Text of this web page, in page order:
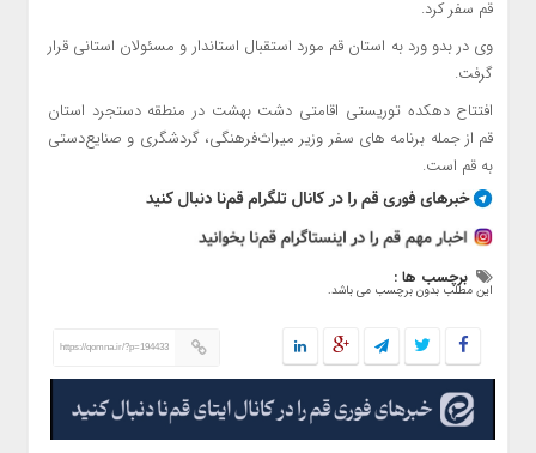
قم سفر کرد.
وی در بدو ورد به استان قم مورد استقبال استاندار و مسئولان استانی قرار
گرفت.
افتتاح دهکده توریستی اقامتی دشت بهشت در منطقه دستجرد استان
قم از جمله برنامه های سفر وزیر میراث‌فرهنگی، گردشگری و صنایع‌دستی
به قم است.
برچسب ها :
این مطلب بدون برچسب می باشد.
https://qomna.ir/?p=194433